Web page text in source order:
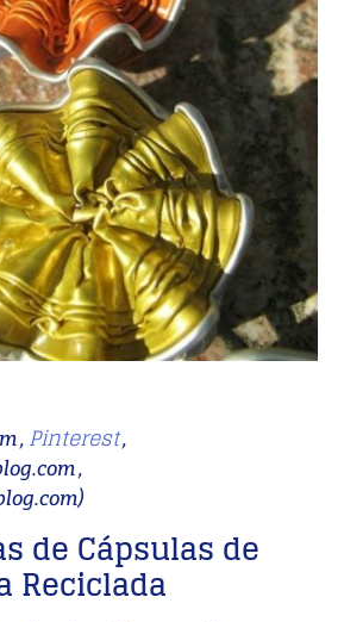
, Pinterest,
,
de Cápsulas de
Reciclada